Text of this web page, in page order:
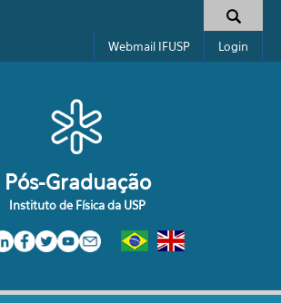
Formulário de busca
Webmail IFUSP Login
Pós-Graduação
Instituto de Física da USP